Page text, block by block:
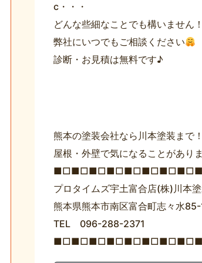
c・・・
どんな些細なことでも構いません！
弊社にいつでもご相談ください
診断・お見積は無料です♪
熊本の塗装会社なら川本塗装まで！
屋根・外壁で気になることがあり
プロタイムズ宇土富合店(株)川本
熊本県熊本市南区富合町志々水85-
TEL 096-288-2371